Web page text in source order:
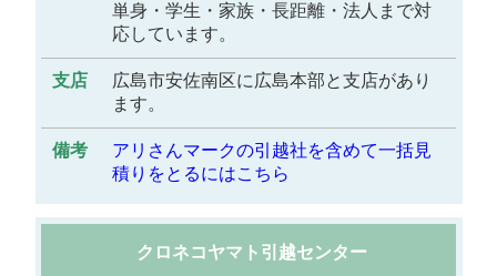
単身・学生・家族・長距離・法人まで対
応しています。
広島市安佐南区に広島本部と支店があり
ます。
アリさんマークの引越社を含めて一括見
積りをとるにはこちら
クロネコヤマト引越センター